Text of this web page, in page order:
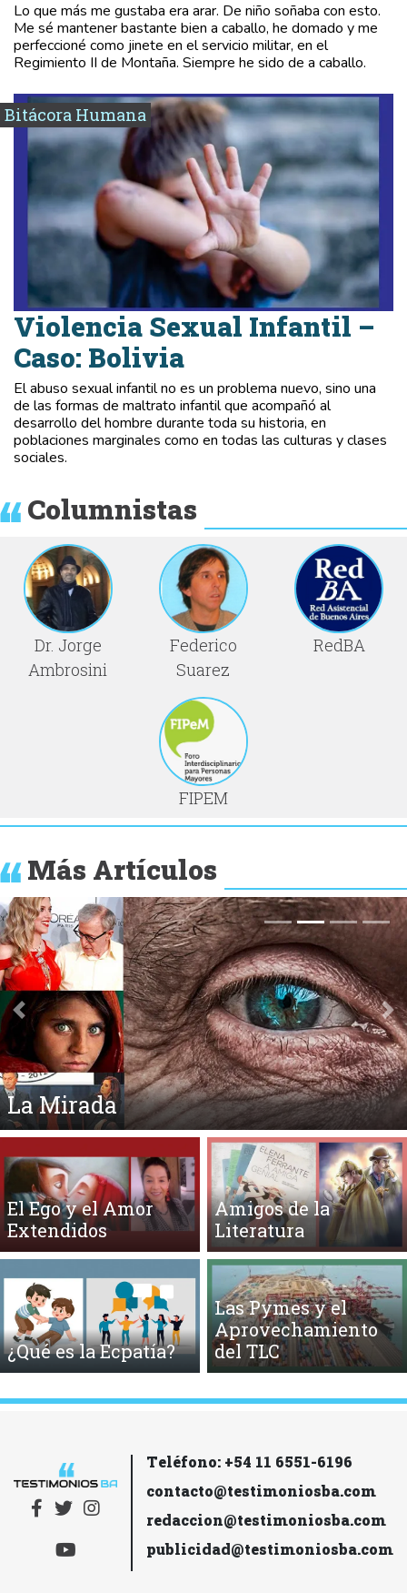
Lo que más me gustaba era arar. De niño soñaba con esto.
Me sé mantener bastante bien a caballo, he domado y me
perfeccioné como jinete en el servicio militar, en el
Regimiento II de Montaña. Siempre he sido de a caballo.
Bitácora Humana
Violencia Sexual Infantil –
Caso: Bolivia
El abuso sexual infantil no es un problema nuevo, sino una
de las formas de maltrato infantil que acompañó al
desarrollo del hombre durante toda su historia, en
poblaciones marginales como en todas las culturas y clases
sociales.
Columnistas
Dr. Jorge
Ambrosini
Federico
Suarez
RedBA
FIPEM
Más Artículos
La Mirada
Anterior
El Ego y el Amor
Extendidos
Amigos de la
Literatura
¿Qué es la Ecpatía?
Las Pymes y el
Aprovechamiento
del TLC
Teléfono: +54 11 6551-6196
contacto@testimoniosba.com
redaccion@testimoniosba.com
publicidad@testimoniosba.com